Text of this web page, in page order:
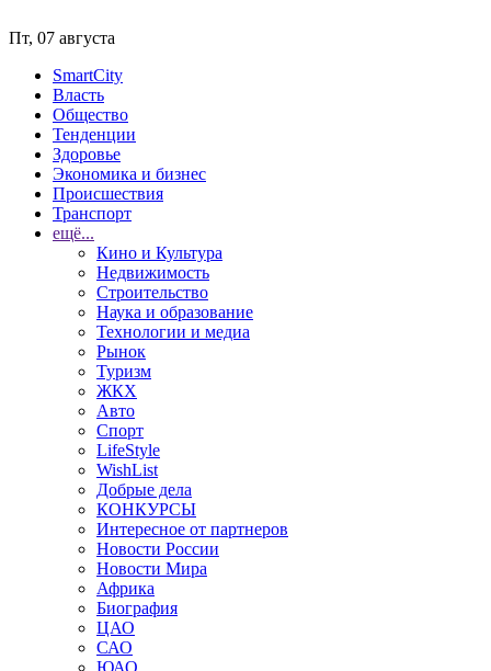
Пт, 07 августа
SmartCity
Власть
Общество
Тенденции
Здоровье
Экономика и бизнес
Происшествия
Транспорт
ещё...
Кино и Культура
Недвижимость
Строительство
Наука и образование
Технологии и медиа
Рынок
Туризм
ЖКХ
Авто
Спорт
LifeStyle
WishList
Добрые дела
КОНКУРСЫ
Интересное от партнеров
Новости России
Новости Мира
Африка
Биография
ЦАО
САО
ЮАО